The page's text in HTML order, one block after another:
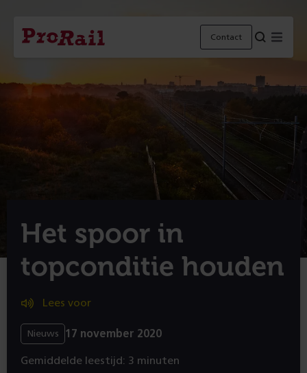
Navigatie
Homepage Contact
Het spoor in
topconditie houden
Lees voor
Nieuws 17 november 2020
Gemiddelde leestijd: 3 minuten